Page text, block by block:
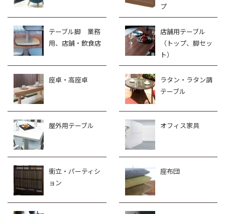
プ
テーブル脚 業務
用、店舗・飲食店
店舗用テーブル
（トップ、脚セッ
ト）
座卓・高座卓
ラタン・ラタン調
テーブル
屋外用テーブル オフィス家具
衝立・パーティシ
ョン
座布団